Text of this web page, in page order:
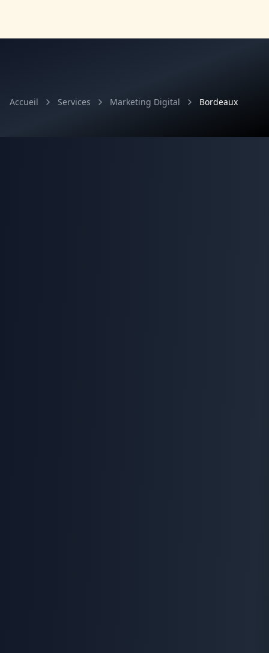
Accueil Services Marketing Digital Bordeaux